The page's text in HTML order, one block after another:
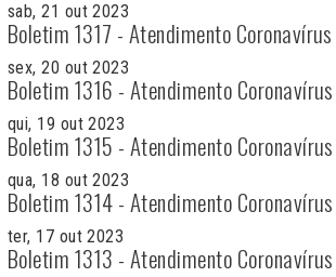
sab, 21 out 2023
Boletim 1317 - Atendimento Coronavírus
sex, 20 out 2023
Boletim 1316 - Atendimento Coronavírus
qui, 19 out 2023
Boletim 1315 - Atendimento Coronavírus
qua, 18 out 2023
Boletim 1314 - Atendimento Coronavírus
ter, 17 out 2023
Boletim 1313 - Atendimento Coronavírus